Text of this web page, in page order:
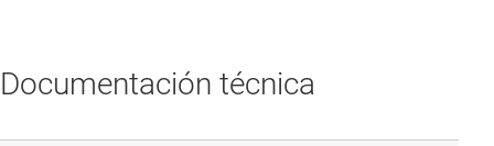
Documentación técnica